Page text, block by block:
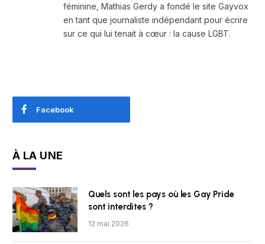
féminine, Mathias Gerdy a fondé le site Gayvox
en tant que journaliste indépendant pour écrire
sur ce qui lui tenait à cœur : la cause LGBT.
Facebook
À LA UNE
Quels sont les pays où les Gay Pride
sont interdites ?
12 mai 2026